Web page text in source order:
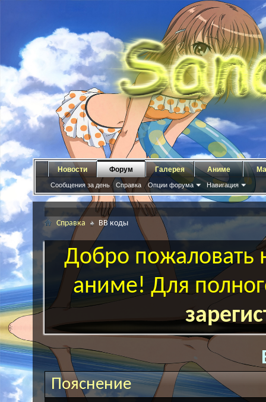
Новости Форум
Сообщения за день Справка Опции форума Навигация
Галерея Аниме
Справка BB коды
Добро пожаловать
аниме! Для
Пояснение